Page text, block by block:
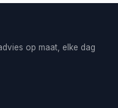
op maat, elke dag